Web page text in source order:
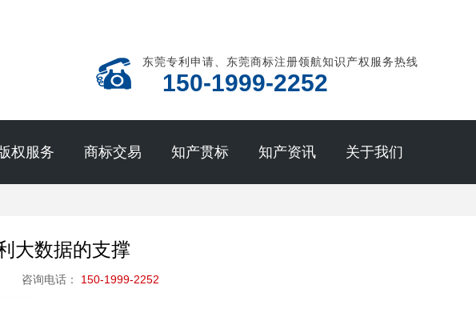
东莞专利申请、东莞商标注册领航知识产权服务热线
150-1999-2252
权服务 商标交易 知产贯标 知产资讯 关于我们
大数据的支撑
咨询电话： 150-1999-2252